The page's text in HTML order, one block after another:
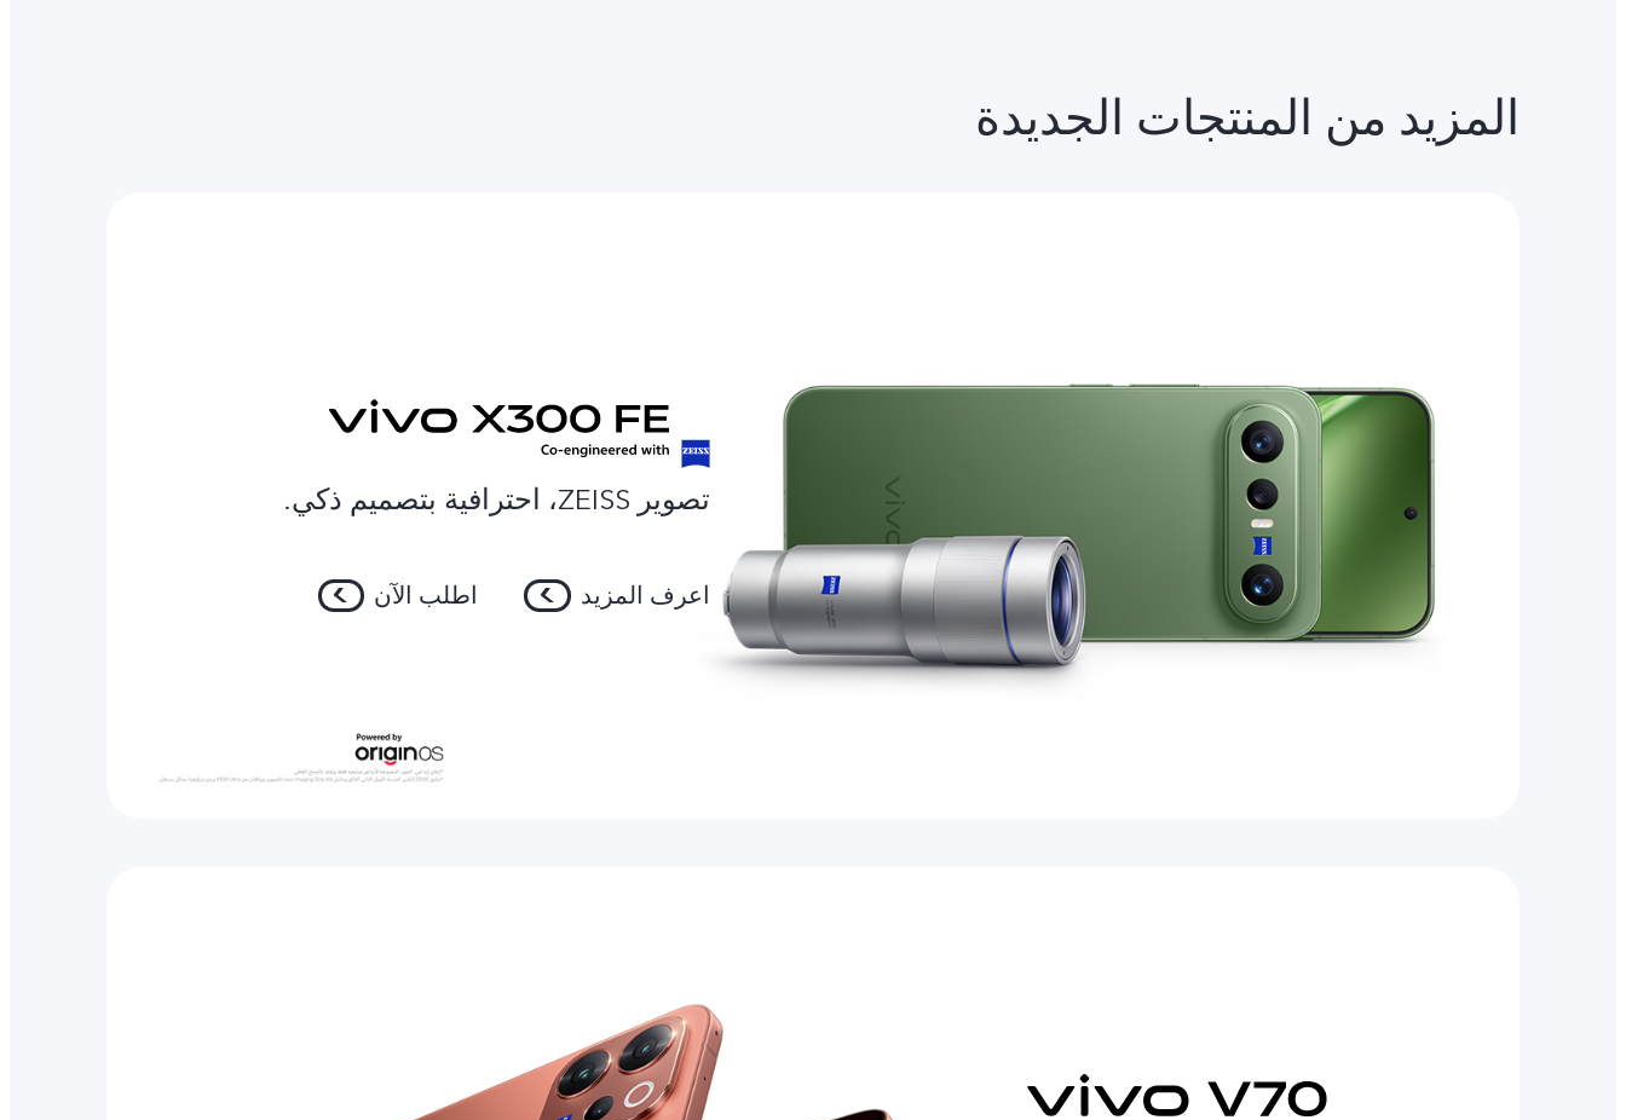
المزيد من المنتجات الجديدة
تصوير ZEISS، احترافية بتصميم ذكي.
اعرف المزيد اطلب الآن